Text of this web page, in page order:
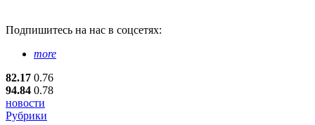
Подпишитесь на нас в соцсетях:
more
82.17 0.76
94.84 0.78
новости
Рубрики